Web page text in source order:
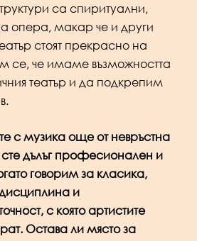
са спиритуални,
опера, макар че и други
стоят прекрасно на
се, че имаме възможността
театър и да подкрепим
с музика още от невръстна
сте дълъг професионален и
говорим за класика,
и
с която артистите
Остава ли място за